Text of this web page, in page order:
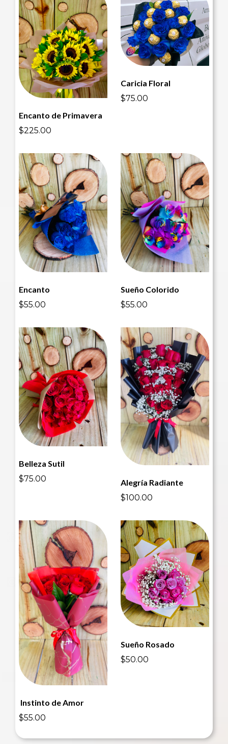
Encanto de Primavera
$225.00
Caricia Floral
$75.00
Encanto
$55.00
Sueño Colorido
$55.00
Belleza Sutil
$75.00
Alegría Radiante
$100.00
Instinto de Amor
$55.00
Sueño Rosado
$50.00